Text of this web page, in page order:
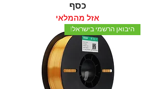
כסף
אזל מהמלאי
היבואן הרשמי בישראל!